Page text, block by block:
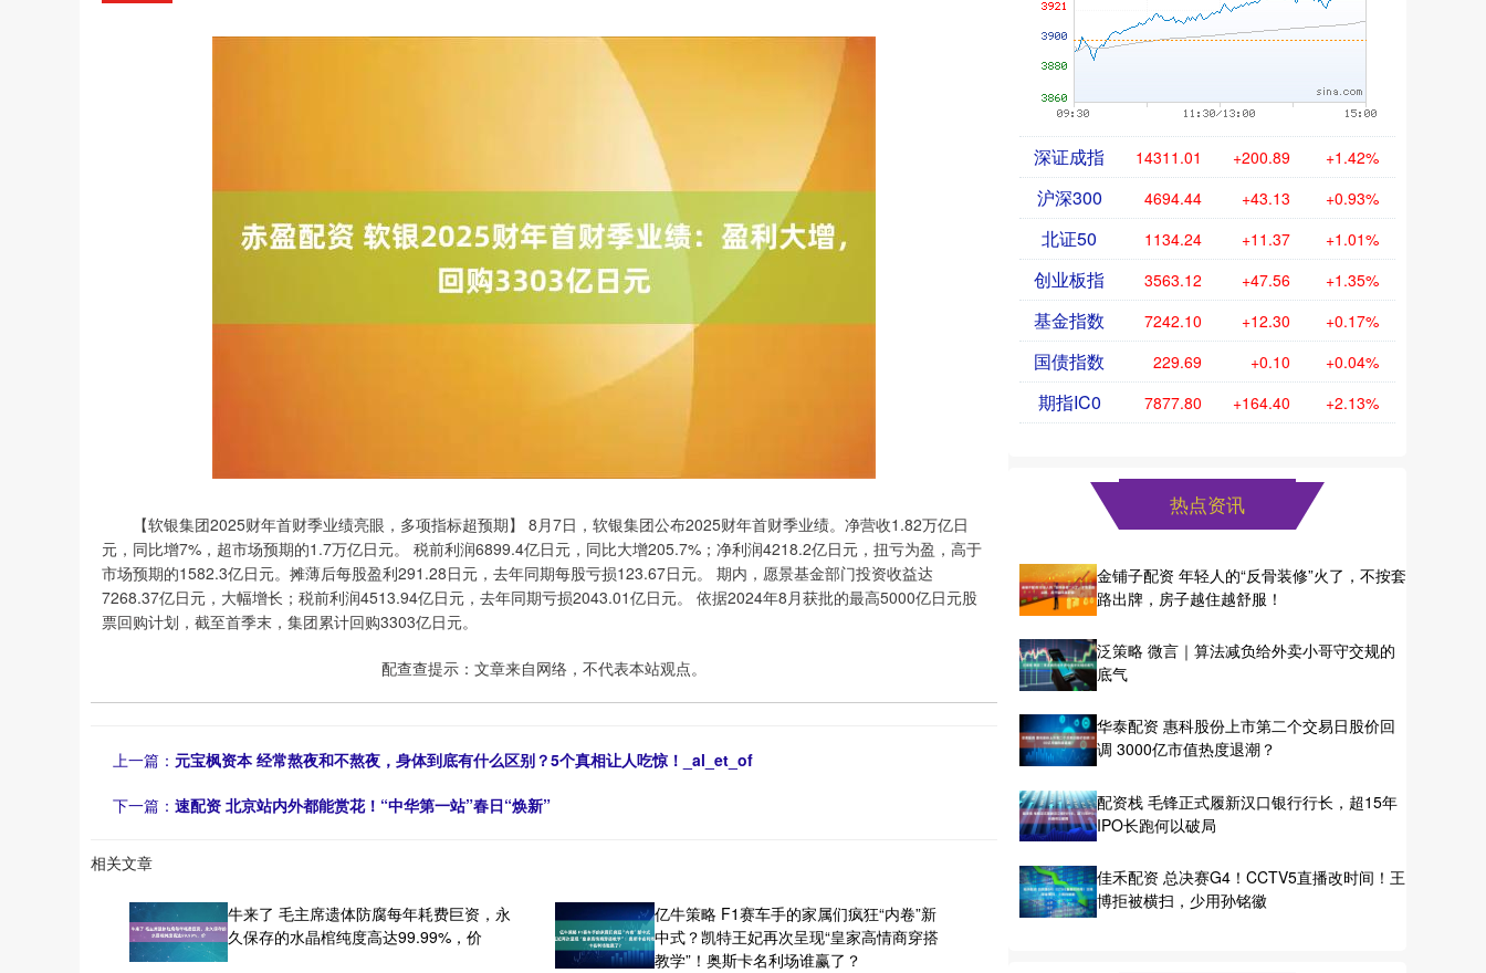
【软银集团2025财年首财季业绩亮眼，多项指标超预期】 8月7日，软银集团公布2025财年首财季业绩。净营收1.82万亿日
元，同比增7%，超市场预期的1.7万亿日元。 税前利润6899.4亿日元，同比大增205.7%；净利润4218.2亿日元，扭亏为盈，高于
市场预期的1582.3亿日元。摊薄后每股盈利291.28日元，去年同期每股亏损123.67日元。 期内，愿景基金部门投资收益达
7268.37亿日元，大幅增长；税前利润4513.94亿日元，去年同期亏损2043.01亿日元。 依据2024年8月获批的最高5000亿日元股
票回购计划，截至首季末，集团累计回购3303亿日元。
配查查提示：文章来自网络，不代表本站观点。
上一篇： 元宝枫资本 经常熬夜和不熬夜，身体到底有什么区别？5个真相让人吃惊！_al_et_of
下一篇： 速配资 北京站内外都能赏花！“中华第一站”春日“焕新”
相关文章
牛来了 毛主席遗体防腐每年耗费巨资，永
久保存的水晶棺纯度高达99.99%，价
亿牛策略 F1赛车手的家属们疯狂“内卷”新
中式？凯特王妃再次呈现“皇家高情商穿搭
教学”！奥斯卡名利场谁赢了？
深证成指 14311.01 +200.89 +1.42%
沪深300 4694.44 +43.13 +0.93%
北证50 1134.24 +11.37 +1.01%
创业板指 3563.12 +47.56 +1.35%
基金指数 7242.10 +12.30 +0.17%
国债指数 229.69 +0.10 +0.04%
期指IC0 7877.80 +164.40 +2.13%
热点资讯
金铺子配资 年轻人的“反骨装修”火了，不按套
路出牌，房子越住越舒服！
泛策略 微言｜算法减负给外卖小哥守交规的
底气
华泰配资 惠科股份上市第二个交易日股价回
调 3000亿市值热度退潮？
配资栈 毛锋正式履新汉口银行行长，超15年
IPO长跑何以破局
佳禾配资 总决赛G4！CCTV5直播改时间！王
博拒被横扫，少用孙铭徽